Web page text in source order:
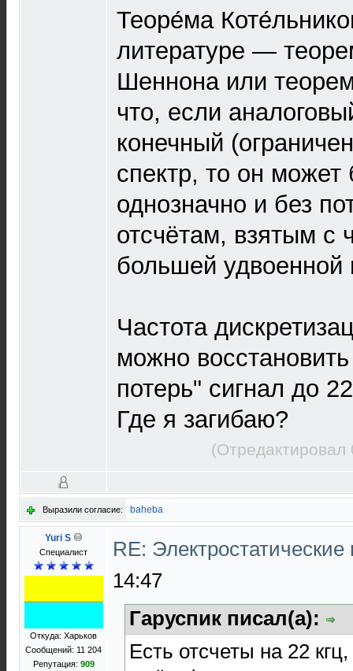
Теоре́ма
литературе —
Шеннона или
что, если
конечный
спектр, то он может
однозначно и без
отсчётам, взятым с
большей удвоенной
Частота
можно
потерь" сигнал до
Где я загибаю?
Выразили согласие: baheba
Yuri S
Специалист
Откуда: Харьков
Сообщений: 11 204
Репутация: 909
RE:
14:47
Гаруспик писал(а):
Есть отсчеты на 22